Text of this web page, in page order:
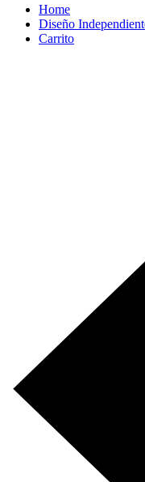
Home
Diseño
Carrito